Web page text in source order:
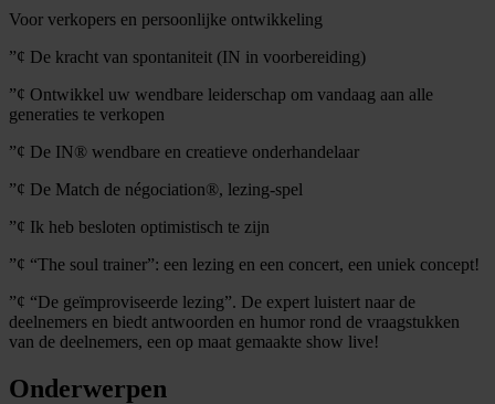
Voor verkopers en persoonlijke ontwikkeling
”¢ De kracht van spontaniteit (IN in voorbereiding)
”¢ Ontwikkel uw wendbare leiderschap om vandaag aan alle
generaties te verkopen
”¢ De IN® wendbare en creatieve onderhandelaar
”¢ De Match de négociation®, lezing-spel
”¢ Ik heb besloten optimistisch te zijn
”¢ “The soul trainer”: een lezing en een concert, een uniek concept!
”¢ “De geïmproviseerde lezing”. De expert luistert naar de
deelnemers en biedt antwoorden en humor rond de vraagstukken
van de deelnemers, een op maat gemaakte show live!
Onderwerpen